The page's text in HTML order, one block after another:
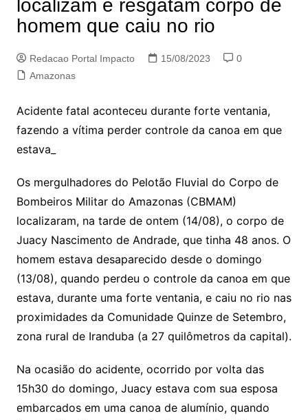
localizam e resgatam corpo de
homem que caiu no rio
Redacao Portal Impacto 15/08/2023
0
Amazonas
Acidente fatal aconteceu durante forte ventania,
fazendo a vítima perder controle da canoa em que
estava_
Os mergulhadores do Pelotão Fluvial do Corpo de
Bombeiros Militar do Amazonas (CBMAM)
localizaram, na tarde de ontem (14/08), o corpo de
Juacy Nascimento de Andrade, que tinha 48 anos. O
homem estava desaparecido desde o domingo
(13/08), quando perdeu o controle da canoa em que
estava, durante uma forte ventania, e caiu no rio nas
proximidades da Comunidade Quinze de Setembro,
zona rural de Iranduba (a 27 quilômetros da capital).
Na ocasião do acidente, ocorrido por volta das
15h30 do domingo, Juacy estava com sua esposa
embarcados em uma canoa de alumínio, quando